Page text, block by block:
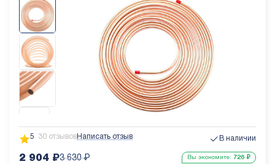
5 30 отзывовНаписать отзыв В наличии
3 630 ₽
2 904 ₽ Вы экономите: 726 ₽